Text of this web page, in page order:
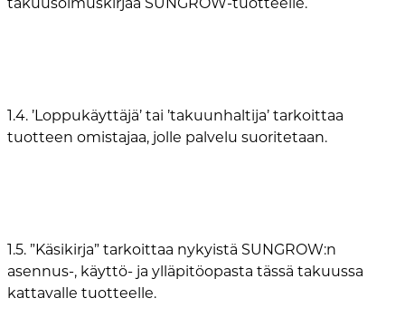
1.4. ’Loppukäyttäjä’ tai ’takuunhaltija’ tarkoittaa
tuotteen omistajaa, jolle palvelu suoritetaan.
1.5. ”Käsikirja” tarkoittaa nykyistä SUNGROW:n
asennus-, käyttö- ja ylläpitöopasta tässä takuussa
kattavalle tuotteelle.